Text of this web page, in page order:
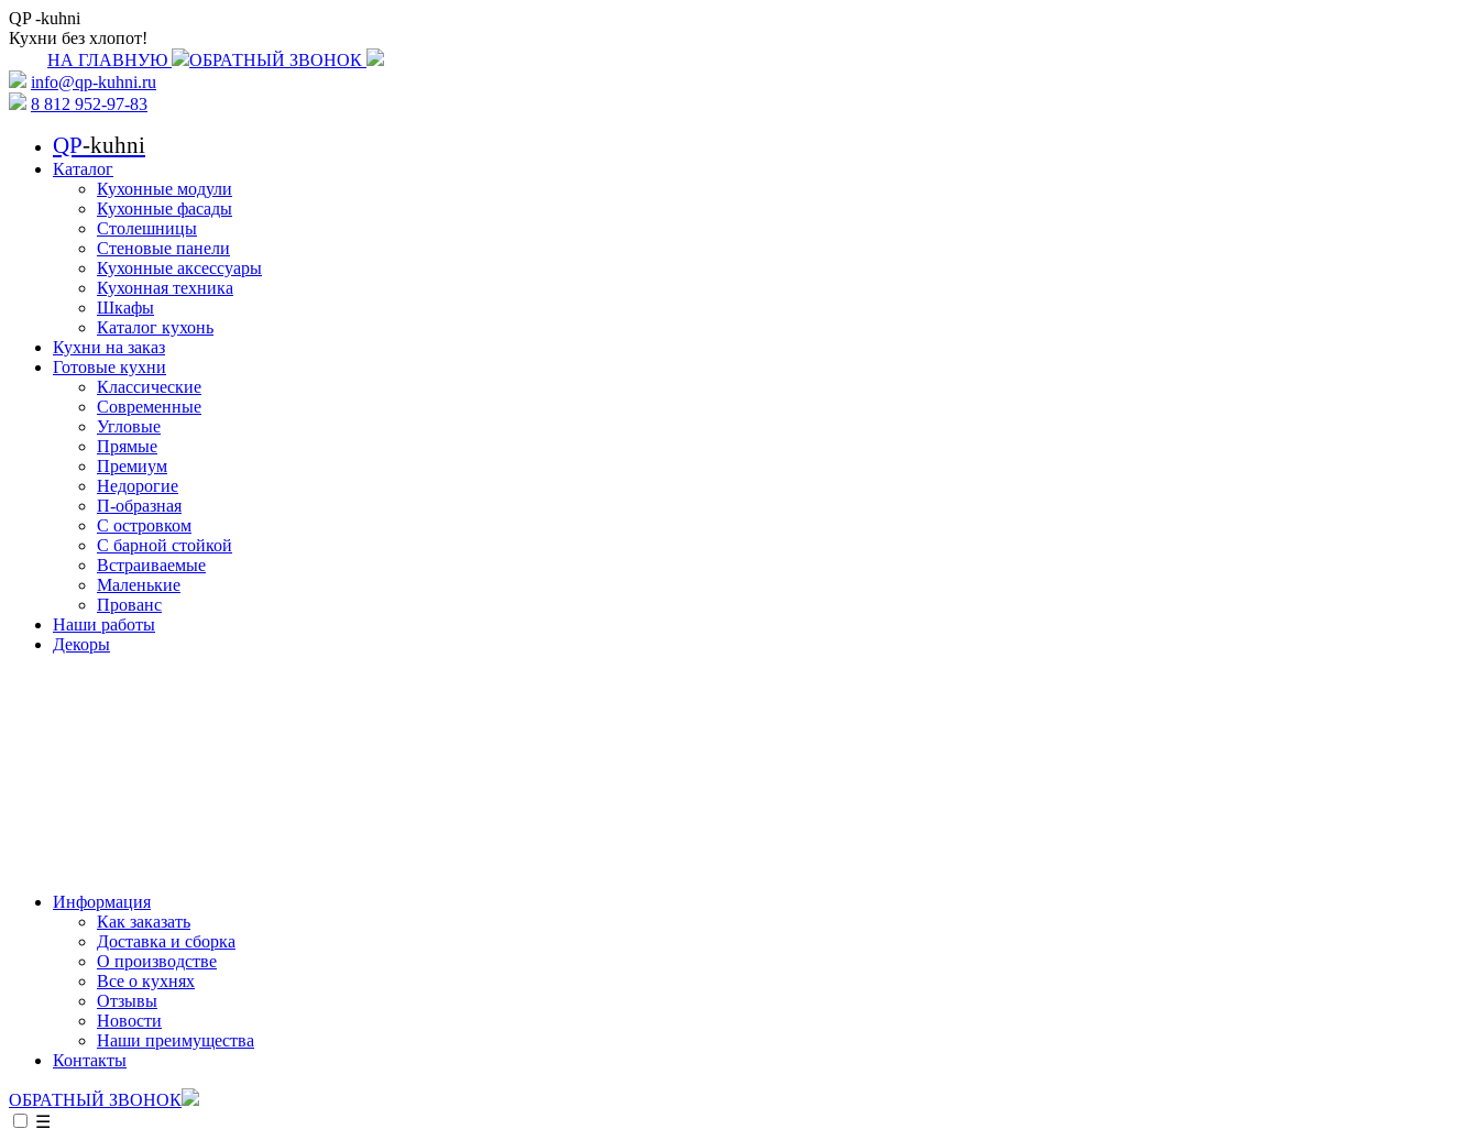
QP -kuhni
Кухни без хлопот!
ОБРАТНЫЙ ЗВОНОК
НА ГЛАВНУЮ
info@qp-kuhni.ru
8 812 952-97-83
QP-kuhni
Каталог
Кухонные модули
Кухонные фасады
Столешницы
Стеновые панели
Кухонные аксессуары
Кухонная техника
Шкафы
Каталог кухонь
Кухни на заказ
Готовые кухни
Классические
Современные
Угловые
Прямые
Премиум
Недорогие
П-образная
С островком
С барной стойкой
Встраиваемые
Маленькие
Прованс
Наши работы
Декоры
Информация
Как заказать
Доставка и сборка
О производстве
Все о кухнях
Отзывы
Новости
Наши преимущества
Контакты
ОБРАТНЫЙ ЗВОНОК
☰